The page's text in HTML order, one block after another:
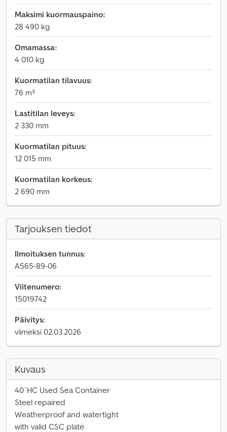
Maksimi kuormauspaino:
28 490 kg
Omamassa:
4 010 kg
Kuormatilan tilavuus:
76 m³
Lastitilan leveys:
2 330 mm
Kuormatilan pituus:
12 015 mm
Kuormatilan korkeus:
2 690 mm
Tarjouksen tiedot
Ilmoituksen tunnus:
A565-89-06
Viitenumero:
15019742
Päivitys:
viimeksi 02.03.2026
Kuvaus
40`HC Used Sea Container
Steel repaired
Weatherproof and watertight
with valid CSC plate